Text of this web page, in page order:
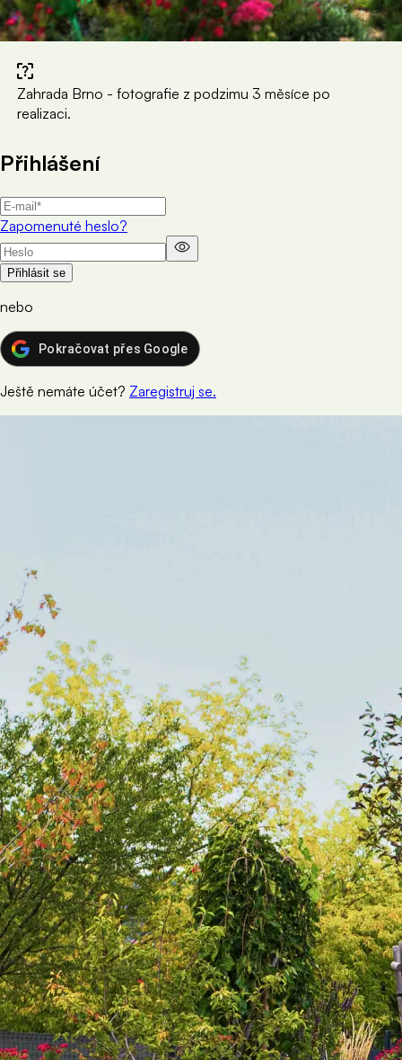
Zahrada Brno - fotografie z podzimu 3 měsíce po
realizaci.
Přihlášení
Zapomenuté heslo?
Přihlásit se
nebo
Pokračovat přes Google
Ještě nemáte účet? Zaregistruj se.